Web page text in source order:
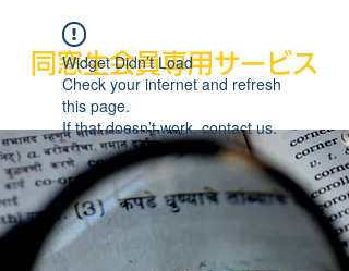
同窓生会員専用サービス
Widget Didn’t Load
Check your internet and refresh
this page.
If that doesn’t work, contact us.